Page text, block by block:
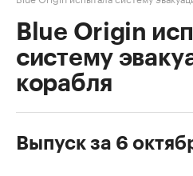
Blue Origin
систему
корабля
Выпуск за 6